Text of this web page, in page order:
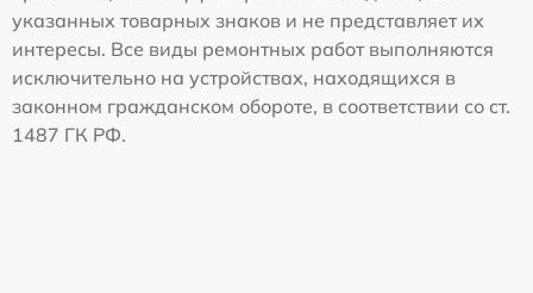
указанных товарных знаков и не представляет их
интересы. Все виды ремонтных работ выполняются
исключительно на устройствах, находящихся в
законном гражданском обороте, в соответствии со ст.
1487 ГК РФ.